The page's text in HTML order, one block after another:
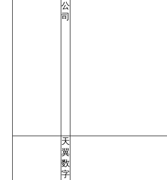
公
司
天
翼
数
字